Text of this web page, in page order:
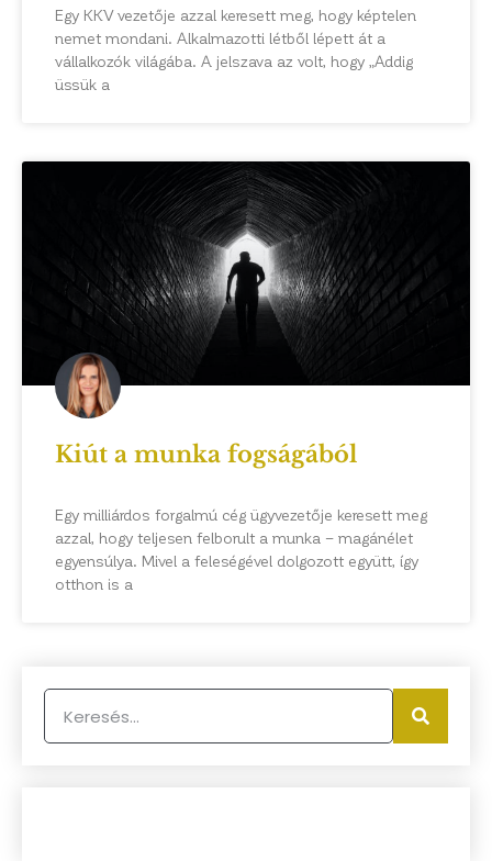
Egy KKV vezetője azzal keresett meg, hogy képtelen
nemet mondani. Alkalmazotti létből lépett át a
vállalkozók világába. A jelszava az volt, hogy „Addig
üssük a
Kiút a munka fogságából
Egy milliárdos forgalmú cég ügyvezetője keresett meg
azzal, hogy teljesen felborult a munka – magánélet
egyensúlya. Mivel a feleségével dolgozott együtt, így
otthon is a